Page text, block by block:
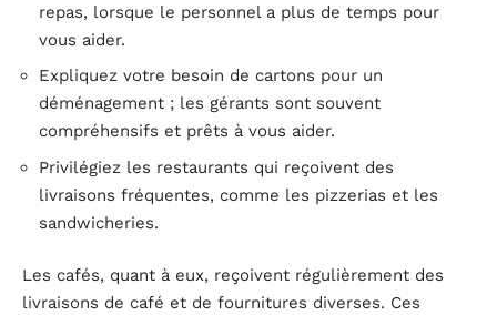
repas, lorsque le personnel a plus de temps pour
vous aider.
Expliquez votre besoin de cartons pour un
déménagement ; les gérants sont souvent
compréhensifs et prêts à vous aider.
Privilégiez les restaurants qui reçoivent des
livraisons fréquentes, comme les pizzerias et les
sandwicheries.
Les cafés, quant à eux, reçoivent régulièrement des
livraisons de café et de fournitures diverses. Ces